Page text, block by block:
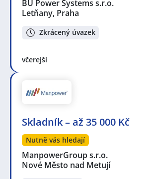
BU Power Systems s.r.o.
Letňany, Praha
Zkrácený úvazek
včerejší
Skladník – až 35 000 Kč
Nutně vás hledají
ManpowerGroup s.r.o.
Nové Město nad Metují